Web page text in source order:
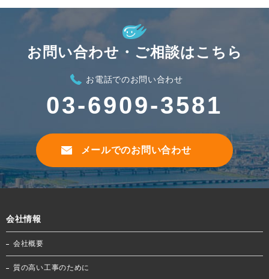
お問い合わせ・ご相談はこちら
お電話でのお問い合わせ
03-6909-3581
メールでのお問い合わせ
会社情報
会社概要
質の高い工事のために